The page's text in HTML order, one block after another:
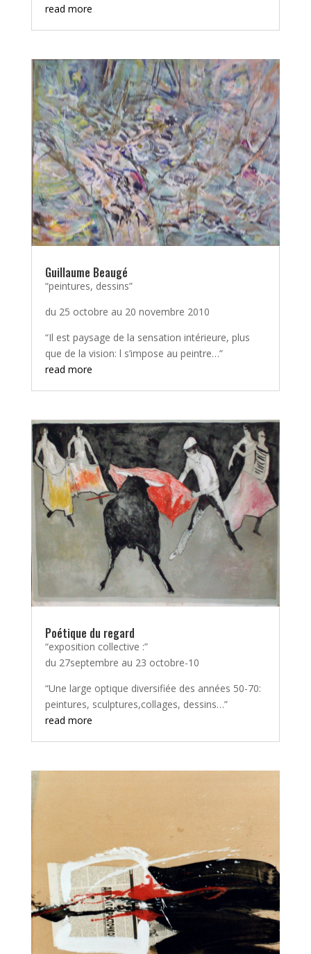
read more
Guillaume Beaugé
“peintures, dessins”
du 25 octobre au 20 novembre 2010
“Il est paysage de la sensation intérieure, plus
que de la vision: l s’impose au peintre…”
read more
Poétique du regard
“exposition collective :”
du 27septembre au 23 octobre-10
“Une large optique diversifiée des années 50-70:
peintures, sculptures,collages, dessins…”
read more